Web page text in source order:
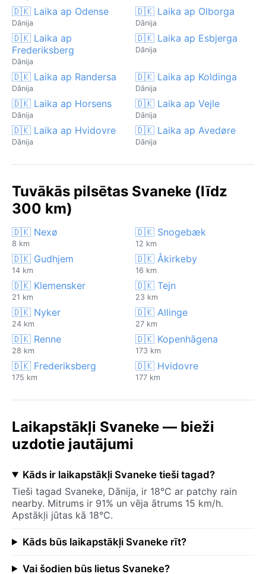
🇩🇰 Laika ap Odense
Dānija
🇩🇰 Laika ap Olborga
Dānija
🇩🇰 Laika ap
Frederiksberg
Dānija
🇩🇰 Laika ap Esbjerga
Dānija
🇩🇰 Laika ap Randersa
Dānija
🇩🇰 Laika ap Koldinga
Dānija
🇩🇰 Laika ap Horsens
Dānija
🇩🇰 Laika ap Vejle
Dānija
🇩🇰 Laika ap Hvidovre
Dānija
🇩🇰 Laika ap Avedøre
Dānija
Tuvākās pilsētas Svaneke (līdz
300 km)
🇩🇰 Nexø
8 km
🇩🇰 Snogebæk
12 km
🇩🇰 Gudhjem
14 km
🇩🇰 Åkirkeby
16 km
🇩🇰 Klemensker
21 km
🇩🇰 Tejn
23 km
🇩🇰 Nyker
24 km
🇩🇰 Allinge
27 km
🇩🇰 Renne
28 km
🇩🇰 Kopenhāgena
173 km
🇩🇰 Frederiksberg
175 km
🇩🇰 Hvidovre
177 km
Laikapstākļi Svaneke — bieži
uzdotie jautājumi
Kāds ir laikapstākļi Svaneke tieši tagad?
Tieši tagad Svaneke, Dānija, ir 18°C ar patchy rain
nearby. Mitrums ir 91% un vēja ātrums 15 km/h.
Apstākļi jūtas kā 18°C.
Kāds būs laikapstākļi Svaneke rīt?
Vai šodien būs lietus Svaneke?